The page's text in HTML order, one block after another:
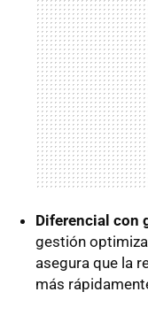
Diferencial con
gestión
asegura que la
más